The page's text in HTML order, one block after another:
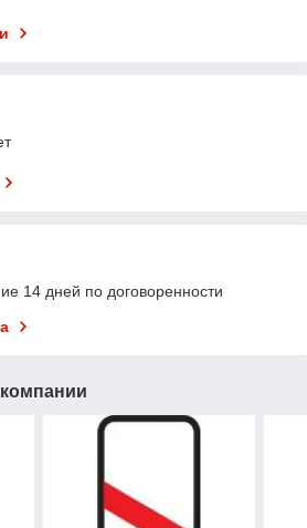
14 дней по договоренности